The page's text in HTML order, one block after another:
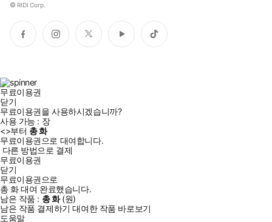
© RIDI Corp.
페
이
인
스
트
위
유
튜
틱
톡
무료이용권
닫기
무료이용권을 사용하시겠습니까?
사용 가능 : 장
<>부터 총화
무료이용권으로 대여합니다.
다른 방법으로 결제
무료이용권
닫기
무료이용권으로
총 화대여 완료했습니다.
남은 작품 : 총화(원)
남은 작품 결제하기 대여한 작품 바로보기
도움말